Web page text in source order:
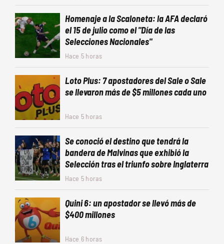
Homenaje a la Scaloneta: la AFA declaró
el 15 de julio como el "Día de las
Selecciones Nacionales"
Hace 5 horas
Loto Plus: 7 apostadores del Sale o Sale
se llevaron más de $5 millones cada uno
Hace 5 horas
Se conoció el destino que tendrá la
bandera de Malvinas que exhibió la
Selección tras el triunfo sobre Inglaterra
Hace 5 horas
Quini 6: un apostador se llevó más de
$400 millones
Hace 6 horas